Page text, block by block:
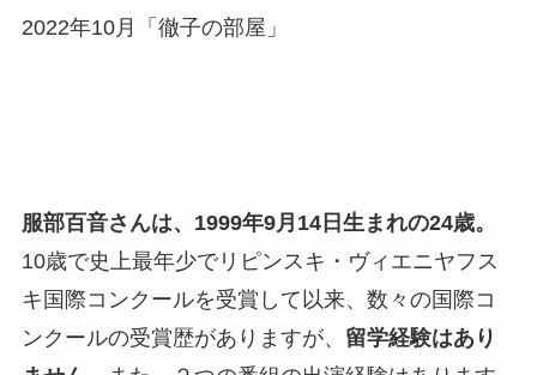
2022年10月「徹子の部屋」
服部百音さんは、1999年9月14日生まれの24歳。
10歳で史上最年少でリピンスキ・ヴィエニヤフス
キ国際コンクールを受賞して以来、数々の国際コ
ンクールの受賞歴がありますが、 留学経験はあり